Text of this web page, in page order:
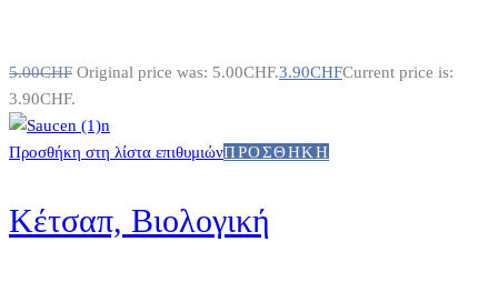
5.00CHF Original price was: 5.00CHF.3.90CHFCurrent price is:
3.90CHF.
Προσθήκη στη λίστα επιθυμιώνΠΡΟΣΘΉΚΗ
Κέτσαπ, Βιολογική